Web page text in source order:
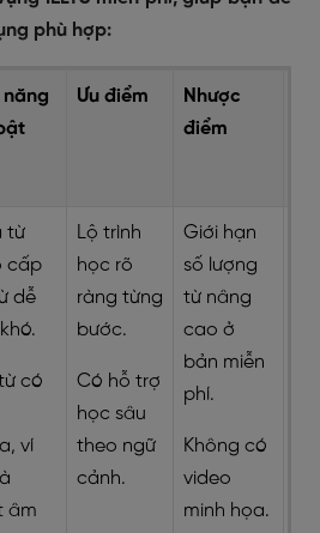
phù hợp:
năng
Ưu điểm
Nhược
điểm
từ
cấp
dễ
có
ví
âm
Lộ trình
học rõ
ràng từng
bước.
Có hỗ trợ
học sâu
theo ngữ
cảnh.
Giới hạn
số lượng
từ nâng
cao ở
bản miễn
phí.
Không có
video
minh họa.